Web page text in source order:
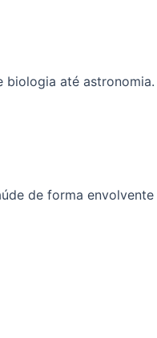
biologia até astronomia.
de forma envolvente